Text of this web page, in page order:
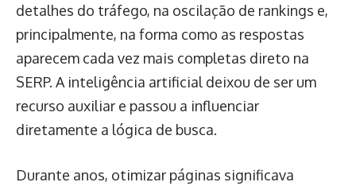
detalhes do tráfego, na oscilação de rankings e,
principalmente, na forma como as respostas
aparecem cada vez mais completas direto na
SERP. A inteligência artificial deixou de ser um
recurso auxiliar e passou a influenciar
diretamente a lógica de busca.
Durante anos, otimizar páginas significava